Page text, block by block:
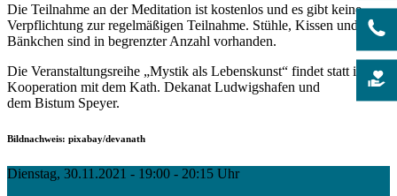
Die Teilnahme an der Meditation ist kostenlos und es gibt keine
Verpflichtung zur regelmäßigen Teilnahme. Stühle, Kissen und
Bänkchen sind in begrenzter Anzahl vorhanden.
Die Veranstaltungsreihe „Mystik als Lebenskunst“ findet statt in
Kooperation mit dem Kath. Dekanat Ludwigshafen und
dem Bistum Speyer.
Bildnachweis: pixabay/devanath
Dienstag, 30.11.2021 - 19:00 - 20:15 Uhr